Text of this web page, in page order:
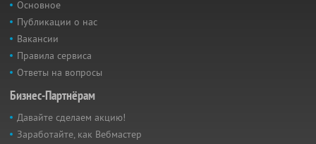
Основное
Публикации о нас
Вакансии
Правила сервиса
Ответы на вопросы
Бизнес-Партнёрам
Давайте сделаем акцию!
Заработайте, как Вебмастер